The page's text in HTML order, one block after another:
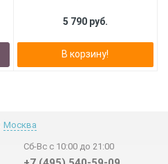
5 790 руб.
В корзину!
Москва
Сб-Вс с 10:00 до 21:00